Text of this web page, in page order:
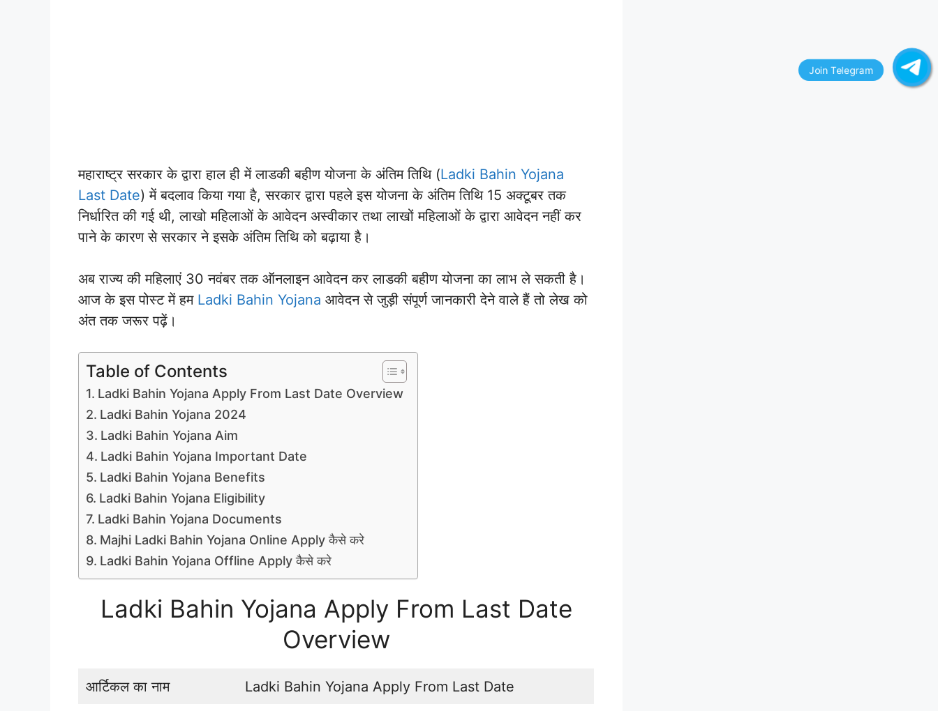
महाराष्ट्र सरकार के द्वारा हाल ही में लाडकी बहीण योजना के अंतिम तिथि (Ladki Bahin Yojana
Last Date) में बदलाव किया गया है, सरकार द्वारा पहले इस योजना के अंतिम तिथि 15 अक्टूबर तक
निर्धारित की गई थी, लाखो महिलाओं के आवेदन अस्वीकार तथा लाखों महिलाओं के द्वारा आवेदन नहीं कर
पाने के कारण से सरकार ने इसके अंतिम तिथि को बढ़ाया है।
अब राज्य की महिलाएं 30 नवंबर तक ऑनलाइन आवेदन कर लाडकी बहीण योजना का लाभ ले सकती है।
आज के इस पोस्ट में हम Ladki Bahin Yojana आवेदन से जुड़ी संपूर्ण जानकारी देने वाले हैं तो लेख को
अंत तक जरूर पढ़ें।
Table of Contents
Ladki Bahin Yojana Apply From Last Date Overview
Ladki Bahin Yojana 2024
Ladki Bahin Yojana Aim
Ladki Bahin Yojana Important Date
Ladki Bahin Yojana Benefits
Ladki Bahin Yojana Eligibility
Ladki Bahin Yojana Documents
Majhi Ladki Bahin Yojana Online Apply कैसे करे
Ladki Bahin Yojana Offline Apply कैसे करे
Ladki Bahin Yojana Apply From Last Date
Overview
आर्टिकल का नाम Ladki Bahin Yojana Apply From Last Date